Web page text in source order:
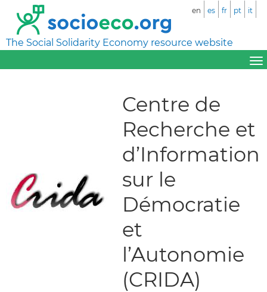
The Social Solidarity Economy resource website
en es fr pt it
Centre de
Recherche et
d’Information
sur le
Démocratie
et
l’Autonomie
(CRIDA)